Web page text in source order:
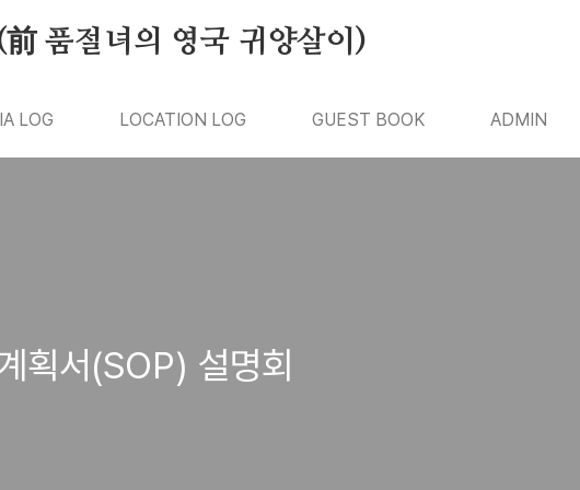
품절녀의 영국 귀양살이)
LOG LOCATION LOG GUEST BOOK ADMIN
획서(SOP) 설명회